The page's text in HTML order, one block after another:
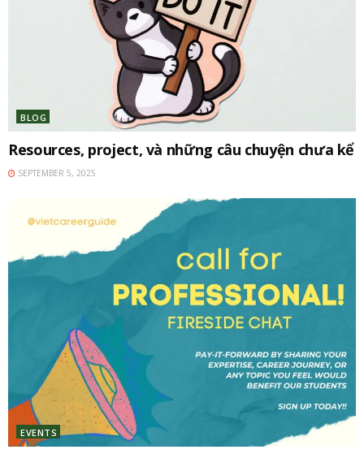
BLOG
Resources, project, và những câu chuyện chưa kể
SEPTEMBER 5, 2025
EVENTS